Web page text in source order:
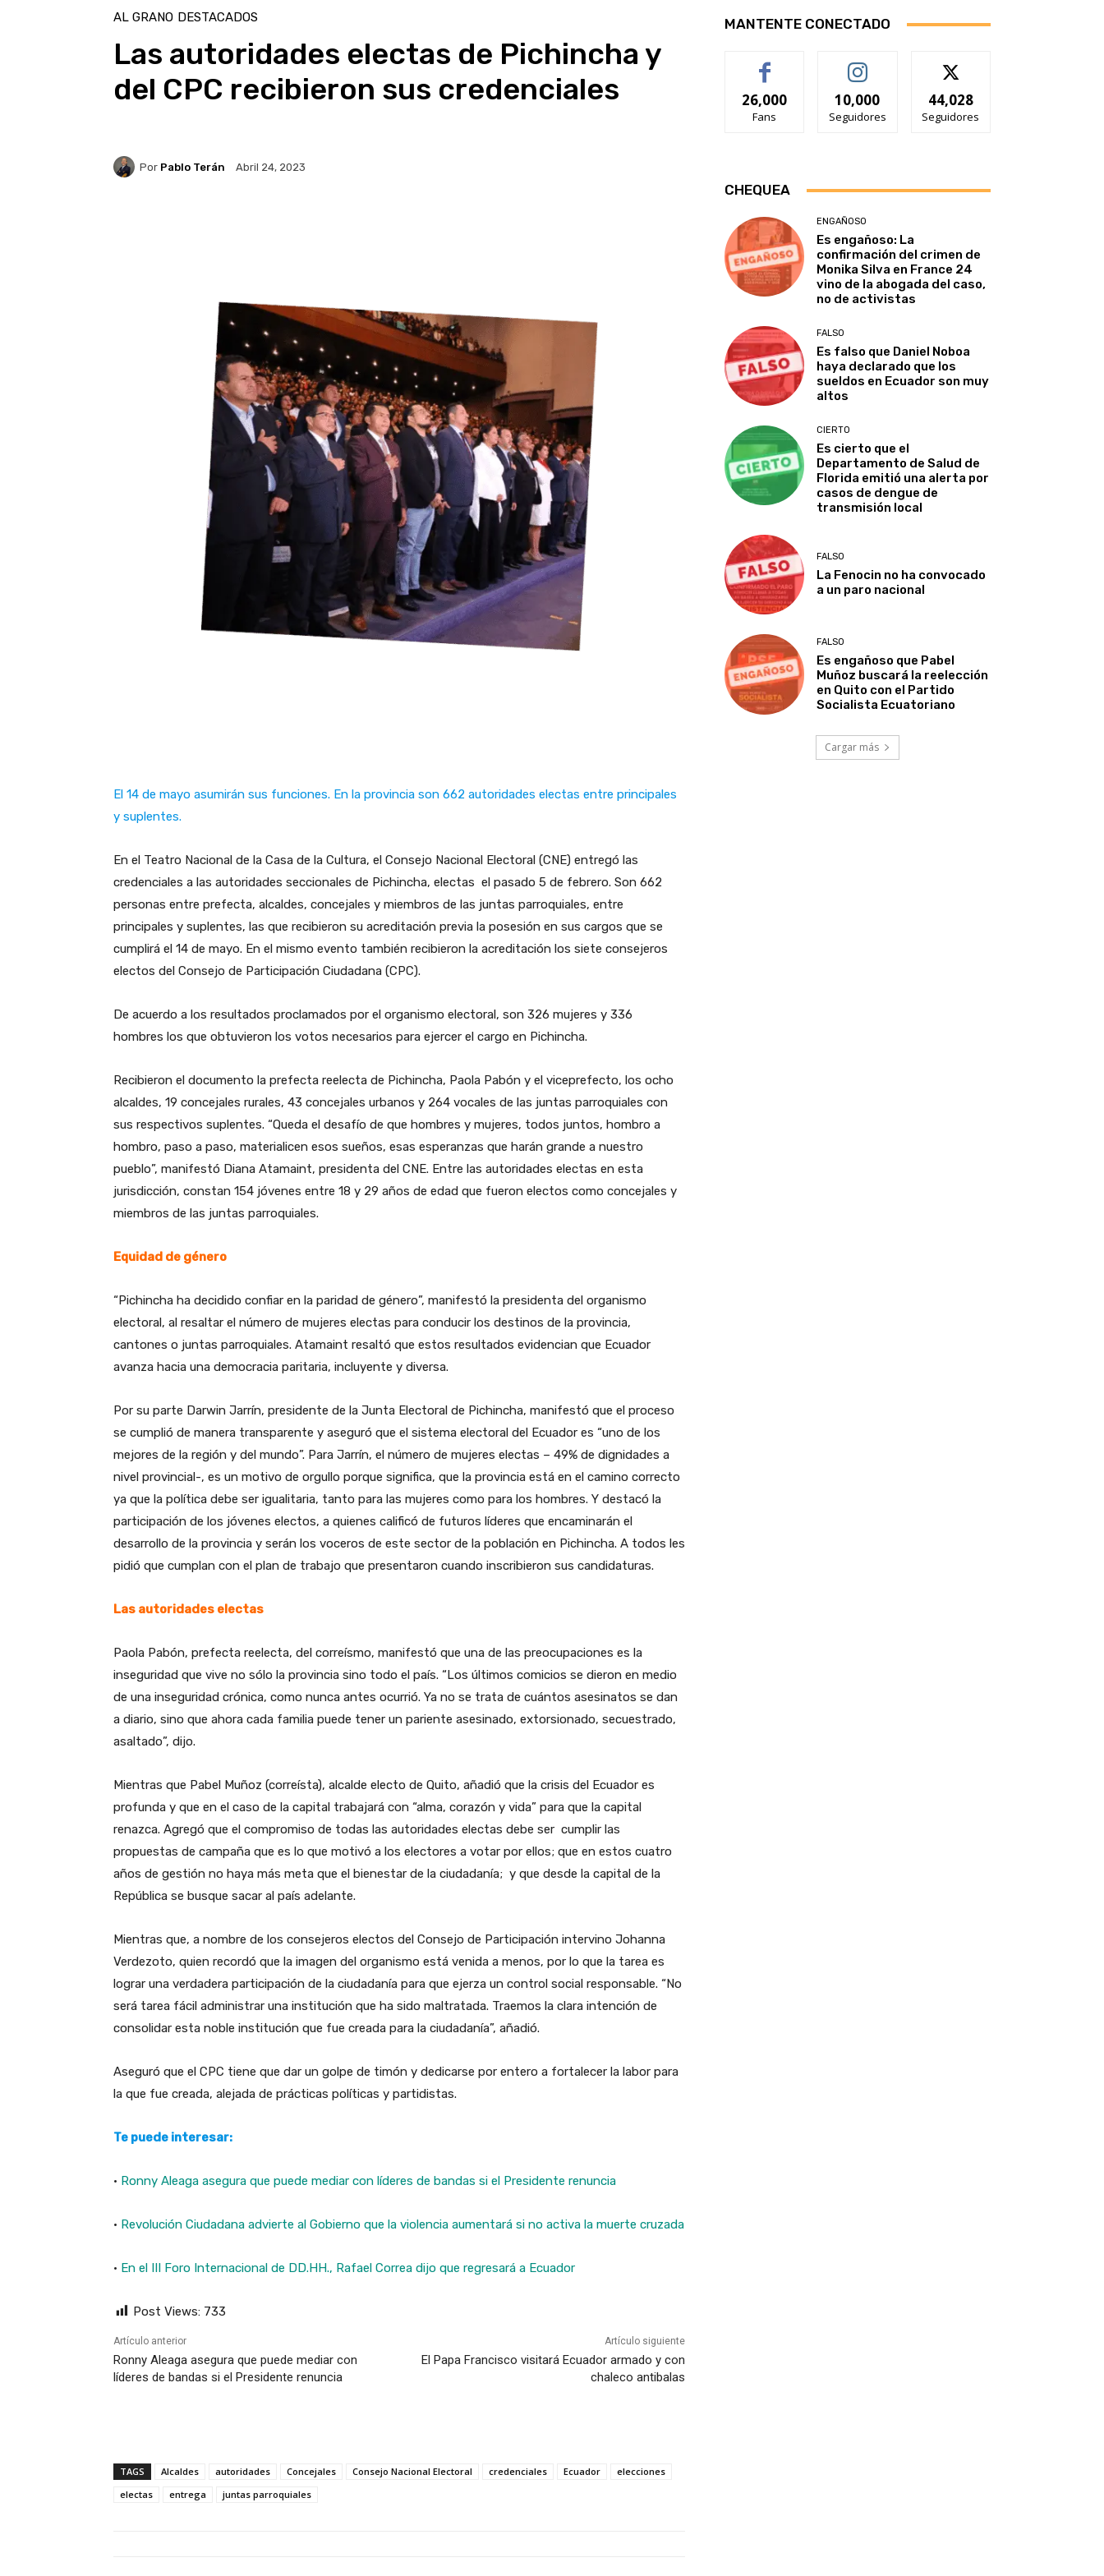
AL GRANO DESTACADOS
Las autoridades electas de Pichincha y
del CPC recibieron sus credenciales
Por Pablo Terán Abril 24, 2023
El 14 de mayo asumirán sus funciones. En la provincia son 662 autoridades electas entre principales
y suplentes.
En el Teatro Nacional de la Casa de la Cultura, el Consejo Nacional Electoral (CNE) entregó las
credenciales a las autoridades seccionales de Pichincha, electas el pasado 5 de febrero. Son 662
personas entre prefecta, alcaldes, concejales y miembros de las juntas parroquiales, entre
principales y suplentes, las que recibieron su acreditación previa la posesión en sus cargos que se
cumplirá el 14 de mayo. En el mismo evento también recibieron la acreditación los siete consejeros
electos del Consejo de Participación Ciudadana (CPC).
De acuerdo a los resultados proclamados por el organismo electoral, son 326 mujeres y 336
hombres los que obtuvieron los votos necesarios para ejercer el cargo en Pichincha.
Recibieron el documento la prefecta reelecta de Pichincha, Paola Pabón y el viceprefecto, los ocho
alcaldes, 19 concejales rurales, 43 concejales urbanos y 264 vocales de las juntas parroquiales con
sus respectivos suplentes. “Queda el desafío de que hombres y mujeres, todos juntos, hombro a
hombro, paso a paso, materialicen esos sueños, esas esperanzas que harán grande a nuestro
pueblo”, manifestó Diana Atamaint, presidenta del CNE. Entre las autoridades electas en esta
jurisdicción, constan 154 jóvenes entre 18 y 29 años de edad que fueron electos como concejales y
miembros de las juntas parroquiales.
Equidad de género
“Pichincha ha decidido confiar en la paridad de género”, manifestó la presidenta del organismo
electoral, al resaltar el número de mujeres electas para conducir los destinos de la provincia,
cantones o juntas parroquiales. Atamaint resaltó que estos resultados evidencian que Ecuador
avanza hacia una democracia paritaria, incluyente y diversa.
Por su parte Darwin Jarrín, presidente de la Junta Electoral de Pichincha, manifestó que el proceso
se cumplió de manera transparente y aseguró que el sistema electoral del Ecuador es “uno de los
mejores de la región y del mundo”. Para Jarrín, el número de mujeres electas – 49% de dignidades a
nivel provincial-, es un motivo de orgullo porque significa, que la provincia está en el camino correcto
ya que la política debe ser igualitaria, tanto para las mujeres como para los hombres. Y destacó la
participación de los jóvenes electos, a quienes calificó de futuros líderes que encaminarán el
desarrollo de la provincia y serán los voceros de este sector de la población en Pichincha. A todos les
pidió que cumplan con el plan de trabajo que presentaron cuando inscribieron sus candidaturas.
Las autoridades electas
Paola Pabón, prefecta reelecta, del correísmo, manifestó que una de las preocupaciones es la
inseguridad que vive no sólo la provincia sino todo el país. “Los últimos comicios se dieron en medio
de una inseguridad crónica, como nunca antes ocurrió. Ya no se trata de cuántos asesinatos se dan
a diario, sino que ahora cada familia puede tener un pariente asesinado, extorsionado, secuestrado,
asaltado”, dijo.
Mientras que Pabel Muñoz (correísta), alcalde electo de Quito, añadió que la crisis del Ecuador es
profunda y que en el caso de la capital trabajará con “alma, corazón y vida” para que la capital
renazca. Agregó que el compromiso de todas las autoridades electas debe ser cumplir las
propuestas de campaña que es lo que motivó a los electores a votar por ellos; que en estos cuatro
años de gestión no haya más meta que el bienestar de la ciudadanía; y que desde la capital de la
República se busque sacar al país adelante.
Mientras que, a nombre de los consejeros electos del Consejo de Participación intervino Johanna
Verdezoto, quien recordó que la imagen del organismo está venida a menos, por lo que la tarea es
lograr una verdadera participación de la ciudadanía para que ejerza un control social responsable. “No
será tarea fácil administrar una institución que ha sido maltratada. Traemos la clara intención de
consolidar esta noble institución que fue creada para la ciudadanía”, añadió.
Aseguró que el CPC tiene que dar un golpe de timón y dedicarse por entero a fortalecer la labor para
la que fue creada, alejada de prácticas políticas y partidistas.
Te puede interesar:
· Ronny Aleaga asegura que puede mediar con líderes de bandas si el Presidente renuncia
· Revolución Ciudadana advierte al Gobierno que la violencia aumentará si no activa la muerte cruzada
· En el III Foro Internacional de DD.HH., Rafael Correa dijo que regresará a Ecuador
Post Views: 733
Artículo anterior
Ronny Aleaga asegura que puede mediar con
líderes de bandas si el Presidente renuncia
Artículo siguiente
El Papa Francisco visitará Ecuador armado y con
chaleco antibalas
TAGS Alcaldes autoridades Concejales Consejo Nacional Electoral credenciales Ecuador
elecciones
electas
entrega juntas parroquiales
MANTENTE CONECTADO
26,000
Fans
10,000
Seguidores
44,028
Seguidores
CHEQUEA
ENGAÑOSO
Es engañoso: La
confirmación del crimen de
Monika Silva en France 24
vino de la abogada del caso,
no de activistas
FALSO
Es falso que Daniel Noboa
haya declarado que los
sueldos en Ecuador son muy
altos
CIERTO
Es cierto que el
Departamento de Salud de
Florida emitió una alerta por
casos de dengue de
transmisión local
FALSO
La Fenocin no ha convocado
a un paro nacional
FALSO
Es engañoso que Pabel
Muñoz buscará la reelección
en Quito con el Partido
Socialista Ecuatoriano
Cargar más